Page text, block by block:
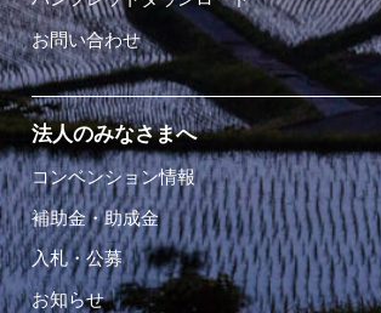
お問い合わせ
法人のみなさまへ
コンベンション情報
補助金・助成金
入札・公募
お知らせ